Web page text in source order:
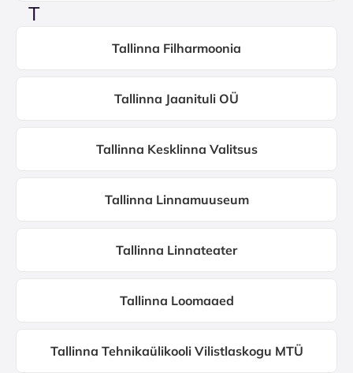
T
Tallinna Filharmoonia
Tallinna Jaanituli OÜ
Tallinna Kesklinna Valitsus
Tallinna Linnamuuseum
Tallinna Linnateater
Tallinna Loomaaed
Tallinna Tehnikaülikooli Vilistlaskogu MTÜ